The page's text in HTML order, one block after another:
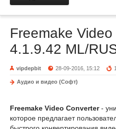
Freemake
4.1.9.42 ML/
vipdepbit 28-09-2016, 15:12
Аудио и видео (Софт)
Freemake Video Converter-
которое предлагает